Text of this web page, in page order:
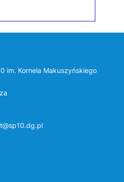
im. Kornela Makuszyńskiego